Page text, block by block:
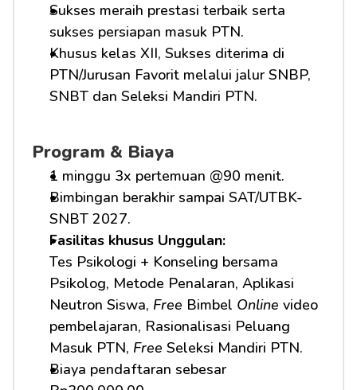
Sukses meraih prestasi terbaik serta
sukses persiapan masuk PTN.
Khusus kelas XII, Sukses diterima di
PTN/Jurusan Favorit melalui jalur SNBP,
SNBT dan Seleksi Mandiri PTN.
Program & Biaya
1 minggu 3x pertemuan @90 menit.
Bimbingan berakhir sampai SAT/UTBK-
SNBT 2027.
Fasilitas khusus Unggulan:
Tes Psikologi + Konseling bersama
Psikolog, Metode Penalaran, Aplikasi
Neutron Siswa, Free Bimbel Online video
pembelajaran, Rasionalisasi Peluang
Masuk PTN, Free Seleksi Mandiri PTN.
Biaya pendaftaran sebesar